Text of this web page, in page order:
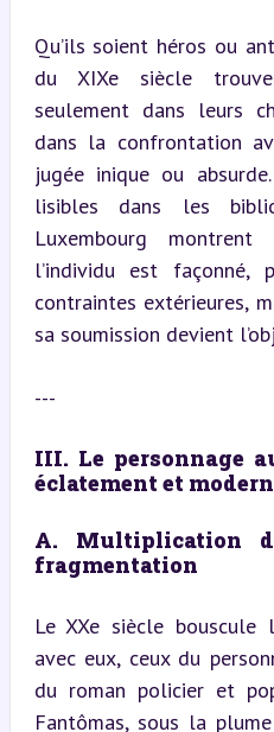
Qu’ils soient héros ou
du XIXe siècle
seulement dans leurs
dans la confrontation
jugée inique ou
lisibles dans les
Luxembourg montrent
l’individu est façonné,
contraintes extérieures,
sa soumission devient
---
III. Le personnage
éclatement et
A. Multiplication
fragmentation
Le XXe siècle
avec eux, ceux du
du roman policier et
Fantômas, sous la